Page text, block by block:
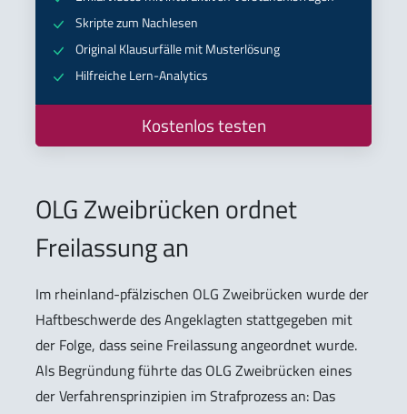
Skripte zum Nachlesen
Original Klausurfälle mit Musterlösung
Hilfreiche Lern-Analytics
Kostenlos testen
OLG Zweibrücken ordnet
Freilassung an
Im rheinland-pfälzischen OLG Zweibrücken wurde der
Haftbeschwerde des Angeklagten stattgegeben mit
der Folge, dass seine Freilassung angeordnet wurde.
Als Begründung führte das OLG Zweibrücken eines
der Verfahrensprinzipien im Strafprozess an: Das